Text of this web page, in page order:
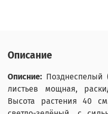
Описание
Описние: Позднеспелый
листьев мощная,
Высота растения 40